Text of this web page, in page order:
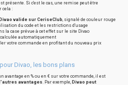
présente. Si c'est le cas, une remise peut être
cela :
valide sur CeriseClub, signalé de couleur rouge
du code et les restrictions d'usage
la case prévue à cet effet sur le site Divao
calculée automatiquement
votre commande en profitant du nouveau prix
Divao, les bons plans
avantage en % ou en € sur votre commande, il est
avantages. Par exemple, Divao peut